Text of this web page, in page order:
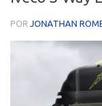
POR JONATHAN